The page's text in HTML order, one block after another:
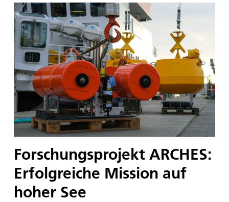
Forschungsprojekt ARCHES:
Erfolgreiche Mission auf
hoher See